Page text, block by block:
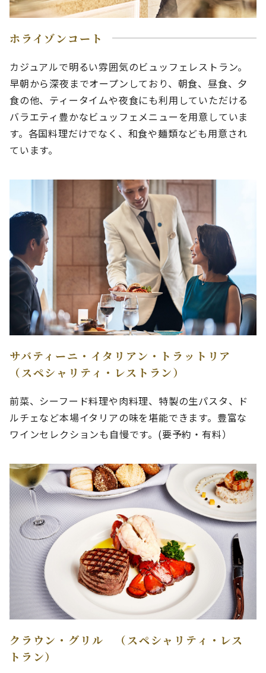
ホライゾンコート
カジュアルで明るい雰囲気のビュッフェレストラン。
早朝から深夜までオープンしており、朝食、昼食、夕
食の他、ティータイムや夜食にも利用していただける
バラエティ豊かなビュッフェメニューを用意していま
す。各国料理だけでなく、和食や麺類なども用意され
ています。
サバティーニ・イタリアン・トラットリア
（スペシャリティ・レストラン）
前菜、シーフード料理や肉料理、特製の生パスタ、ド
ルチェなど本場イタリアの味を堪能できます。豊富な
ワインセレクションも自慢です。(要予約・有料）
クラウン・グリル （スペシャリティ・レス
トラン）